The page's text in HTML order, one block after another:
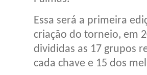
Essa será a primeira
criação do torneio, em
divididas as 17 grupos
cada chave e 15 dos